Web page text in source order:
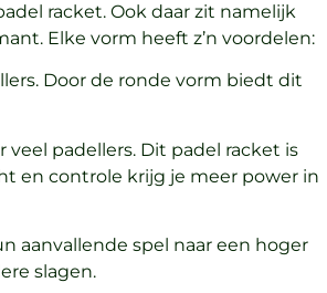
racket. Ook daar zit namelijk
Elke vorm heeft z’n voordelen:
Door de ronde vorm biedt dit
padellers. Dit padel racket is
en controle krijg je meer power in
aanvallende spel naar een hoger
slagen.